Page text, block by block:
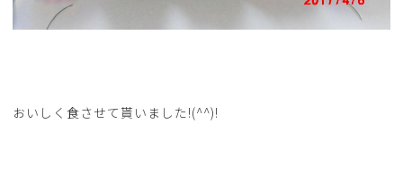
おいしく食させて貰いました!(^^)!